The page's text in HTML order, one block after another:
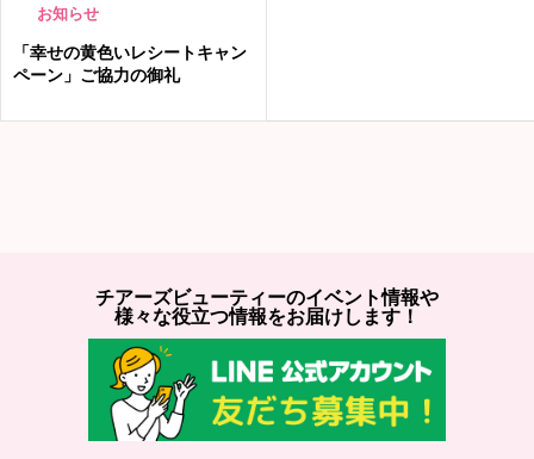
お知らせ
「幸せの黄色いレシートキャン
ペーン」ご協力の御礼
チアーズビューティーのイベント情報や
様々な役立つ情報をお届けします！